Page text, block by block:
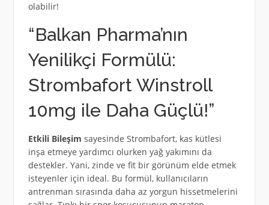
olabilir!
“Balkan Pharma’nın
Yenilikçi Formülü:
Strombafort Winstroll
10mg ile Daha Güçlü!”
Etkili Bileşim sayesinde Strombafort, kas kütlesi
inşa etmeye yardımcı olurken yağ yakımını da
destekler. Yani, zinde ve fit bir görünüm elde etmek
isteyenler için ideal. Bu formül, kullanıcıların
antrenman sırasında daha az yorgun hissetmelerini